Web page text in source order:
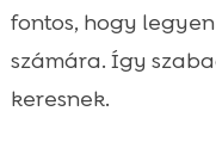
fontos, hogy
számára. Így
keresnek.